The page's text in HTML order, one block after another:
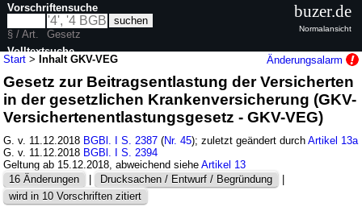
Start >Inhalt GKV-VEG Änderungsalarm
Gesetz zur Beitragsentlastung der Versicherten
in der gesetzlichen Krankenversicherung (GKV-
Versichertenentlastungsgesetz - GKV-VEG)
G. v. 11.12.2018 BGBl. I S. 2387 (Nr. 45); zuletzt geändert durchArtikel 13a
G. v. 11.12.2018 BGBl. I S. 2394
Geltung ab 15.12.2018, abweichend sieheArtikel 13
16 Änderungen
| Drucksachen / Entwurf / Begründung
|
wird in 10 Vorschriften zitiert
Vorschriftensuche
§ / Art.
Gesetz
Volltextsuche
nur in GKV-VEG
buzer.de
Normalansicht